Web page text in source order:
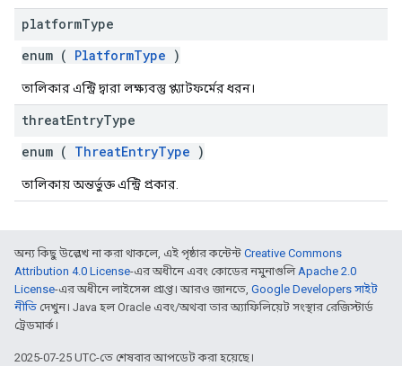
platformType
enum ( PlatformType )
তালিকার এন্ট্রি দ্বারা লক্ষ্যবস্তু প্ল্যাটফর্মের ধরন।
threatEntryType
enum ( ThreatEntryType )
তালিকায় অন্তর্ভুক্ত এন্ট্রি প্রকার.
অন্য কিছু উল্লেখ না করা থাকলে, এই পৃষ্ঠার কন্টেন্ট Creative Commons
Attribution 4.0 License-এর অধীনে এবং কোডের নমুনাগুলিApache 2.0
License-এর অধীনে লাইসেন্স প্রাপ্ত। আরও জানতে, Google Developers সাইট
নীতি দেখুন। Java হল Oracle এবং/অথবা তার অ্যাফিলিয়েট সংস্থার রেজিস্টার্ড
ট্রেডমার্ক।
2025-07-25 UTC-তে শেষবার আপডেট করা হয়েছে।